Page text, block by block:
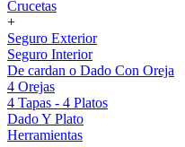
Crucetas
+
Seguro Exterior
Seguro Interior
De cardan o Dado Con Oreja
4 Orejas
4 Tapas - 4 Platos
Dado Y Plato
Herramientas